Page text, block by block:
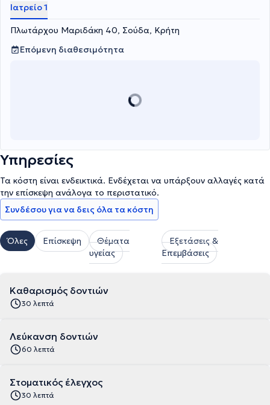
Ιατρείο 1
Πλωτάρχου Μαριδάκη 40, Σούδα, Κρήτη
Επόμενη διαθεσιμότητα
Υπηρεσίες
Τα κόστη είναι ενδεικτικά. Ενδέχεται να υπάρξουν αλλαγές κατά
την επίσκεψη ανάλογα το περιστατικό.
Συνδέσου για να δεις όλα τα κόστη
Όλες Επίσκεψη
Θέματα
υγείας
Εξετάσεις &
Επεμβάσεις
Καθαρισμός δοντιών
30 λεπτά
Λεύκανση δοντιών
60 λεπτά
Στοματικός έλεγχος
30 λεπτά